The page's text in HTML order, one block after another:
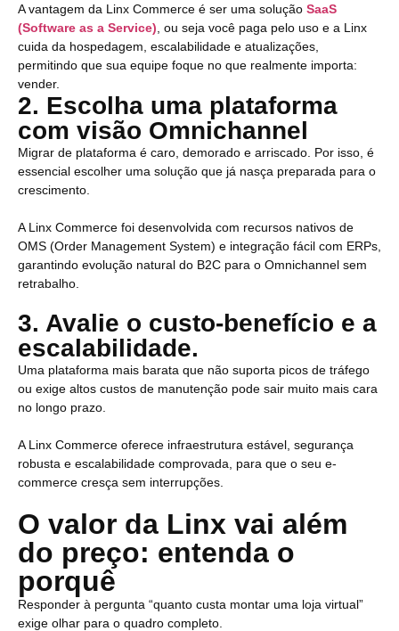
A vantagem da Linx Commerce é ser uma solução SaaS
(Software as a Service) , ou seja você paga pelo uso e a Linx
cuida da hospedagem, escalabilidade e atualizações,
permitindo que sua equipe foque no que realmente importa:
vender.
2. Escolha uma plataforma
com visão Omnichannel
Migrar de plataforma é caro, demorado e arriscado. Por isso, é
essencial escolher uma solução que já nasça preparada para o
crescimento.
A Linx Commerce foi desenvolvida com recursos nativos de
OMS (Order Management System) e integração fácil com ERPs,
garantindo evolução natural do B2C para o Omnichannel sem
retrabalho.
3. Avalie o custo-benefício e a
escalabilidade.
Uma plataforma mais barata que não suporta picos de tráfego
ou exige altos custos de manutenção pode sair muito mais cara
no longo prazo.
A Linx Commerce oferece infraestrutura estável, segurança
robusta e escalabilidade comprovada, para que o seu e-
commerce cresça sem interrupções.
O valor da Linx vai além
do preço: entenda o
porquê
Responder à pergunta “quanto custa montar uma loja virtual”
exige olhar para o quadro completo.